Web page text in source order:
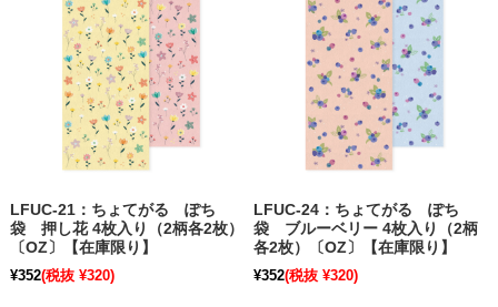
LFUC-21：ちょてがる ぽち
袋 押し花 4枚入り（2柄各2枚）
〔OZ〕【在庫限り】
¥352(税抜 ¥320)
LFUC-24：ちょてがる ぽち
袋 ブルーベリー 4枚入り（2柄
各2枚）〔OZ〕【在庫限り】
¥352(税抜 ¥320)